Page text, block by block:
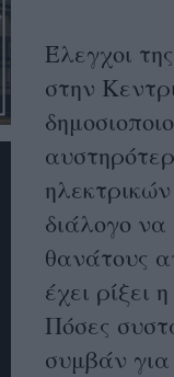
Έλεγχοι
στην
διάλογο
θανάτους
έχει ρίξει
Πόσες
συμβάν για